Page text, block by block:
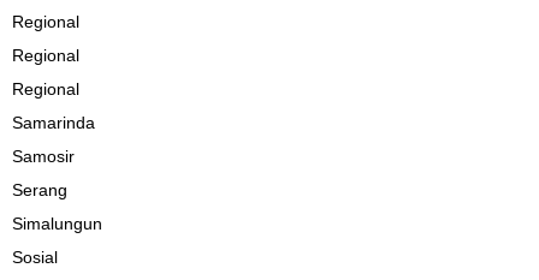
Regional
Regional
Regional
Samarinda
Samosir
Serang
Simalungun
Sosial